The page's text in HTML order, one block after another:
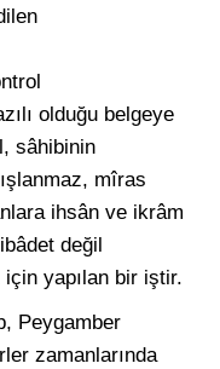
olduğu belgeye
sâhibinin
mîras
ihsân ve ikrâm
değil
yapılan bir iştir.
Peygamber
zamanlarında